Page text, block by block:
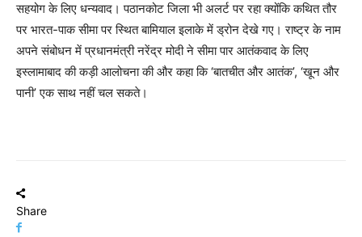
सहयोग के लिए धन्यवाद। पठानकोट जिला भी अलर्ट पर रहा क्योंकि कथित तौर
पर भारत-पाक सीमा पर स्थित बामियाल इलाके में ड्रोन देखे गए। राष्ट्र के नाम
अपने संबोधन में प्रधानमंत्री नरेंद्र मोदी ने सीमा पार आतंकवाद के लिए
इस्लामाबाद की कड़ी आलोचना की और कहा कि ‘बातचीत और आतंक’, ‘खून और
पानी’ एक साथ नहीं चल सकते।
Share